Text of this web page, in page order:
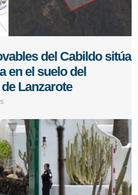
del Cabildo sitúa
en el suelo del
Lanzarote